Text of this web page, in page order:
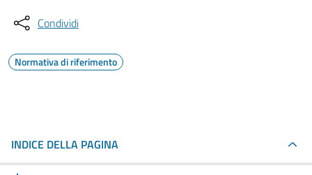
Condividi
Normativa di riferimento
INDICE DELLA PAGINA